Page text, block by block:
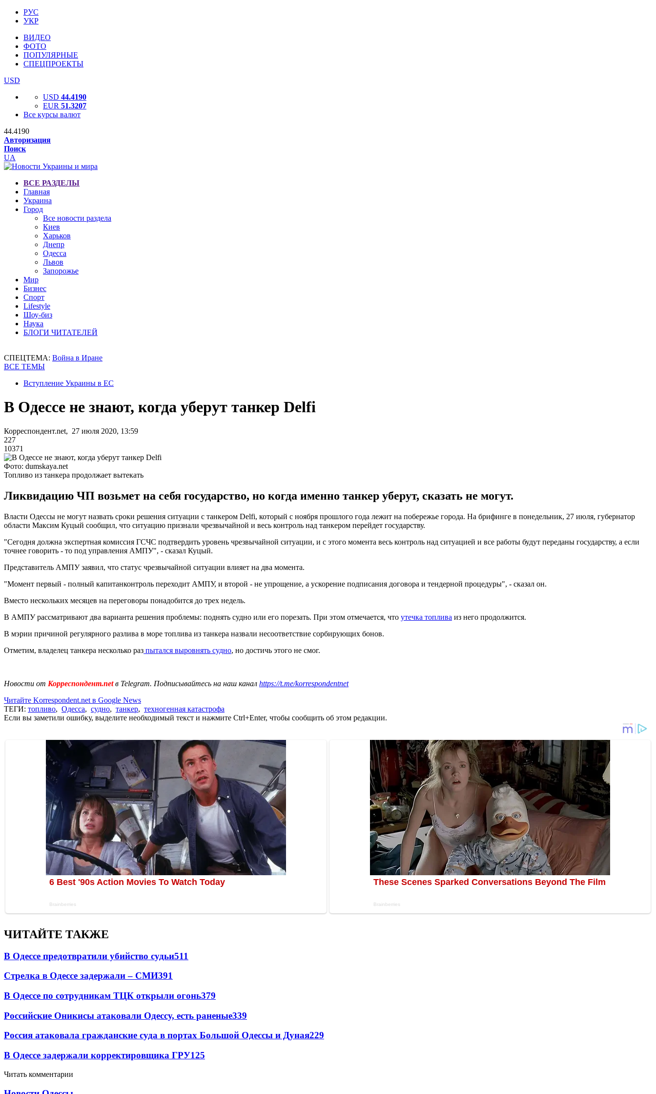
РУС
УКР
ВИДЕО
ФОТО
ПОПУЛЯРНЫЕ
СПЕЦПРОЕКТЫ
USD
USD 44.4190
EUR 51.3207
Все курсы валют
44.4190
Авторизация
Поиск
UA
ВСЕ РАЗДЕЛЫ
Главная
Украина
Город
Все новости раздела
Киев
Харьков
Днепр
Одесса
Львов
Запорожье
Мир
Бизнес
Спорт
Lifestyle
Шоу-биз
Наука
БЛОГИ ЧИТАТЕЛЕЙ
СПЕЦТЕМА: Война в Иране
ВСЕ ТЕМЫ
Вступление Украины в ЕС
В Одессе не знают, когда уберут танкер Delfi
Корреспондент.net, 27 июля 2020, 13:59
227
10371
Фото: dumskaya.net
Топливо из танкера продолжает вытекать
Ликвидацию ЧП возьмет на себя государство, но когда именно танкер уберут, сказать не могут.
Власти Одессы не могут назвать сроки решения ситуации с танкером Delfi, который с ноября прошлого года лежит на побережье города. На брифинге в понедельник, 27 июля, губернатор
области Максим Куцый сообщил, что ситуацию признали чрезвычайной и весь контроль над танкером перейдет государству.
"Сегодня должна экспертная комиссия ГСЧС подтвердить уровень чрезвычайной ситуации, и с этого момента весь контроль над ситуацией и все работы будут переданы государству, а если
точнее говорить - то под управления АМПУ", - сказал Куцый.
Представитель АМПУ заявил, что статус чрезвычайной ситуации влияет на два момента.
"Момент первый - полный капитанконтроль переходит АМПУ, и второй - не упрощение, а ускорение подписания договора и тендерной процедуры", - сказал он.
Вместо нескольких месяцев на переговоры понадобится до трех недель.
В АМПУ рассматривают два варианта решения проблемы: поднять судно или его порезать. При этом отмечается, что утечка топлива из него продолжится.
В мэрии причиной регулярного разлива в море топлива из танкера назвали несоответствие сорбирующих бонов.
Отметим, владелец танкера несколько раз пытался выровнять судно, но достичь этого не смог.
Новости от Корреспондент.netв Telegram. Подписывайтесь на наш канал https://t.me/korrespondentnet
Читайте Korrespondent.net в Google News
ТЕГИ: топливо, Одесса, судно, танкер, техногенная катастрофа
Если вы заметили ошибку, выделите необходимый текст и нажмите Ctrl+Enter, чтобы сообщить об этом редакции.
ЧИТАЙТЕ ТАКЖЕ
В Одессе предотвратили убийство судьи511
Стрелка в Одессе задержали – СМИ391
В Одессе по сотрудникам ТЦК открыли огонь379
Российские Оникисы атаковали Одессу, есть раненые339
Россия атаковала гражданские суда в портах Большой Одессы и Дуная229
В Одессе задержали корректировщика ГРУ125
Читать комментарии